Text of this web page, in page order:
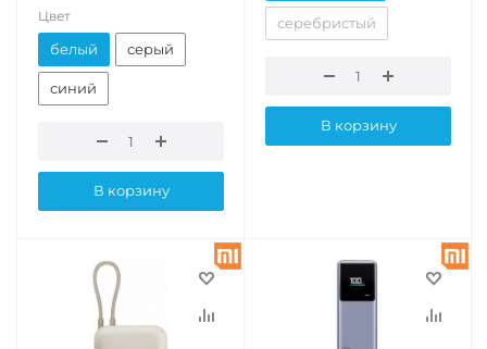
Цвет
белый серый
синий
В корзину
серебристый
В корзину